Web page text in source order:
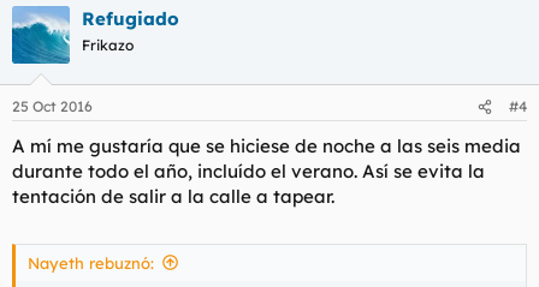
Refugiado
Frikazo
25 Oct 2016 #4
A mí me gustaría que se hiciese de noche a las seis media
durante todo el año, incluído el verano. Así se evita la
tentación de salir a la calle a tapear.
Nayeth rebuznó: